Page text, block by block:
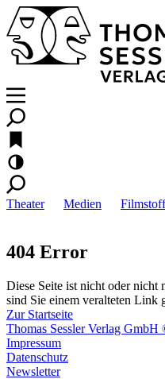
Theater Medien
404 Error
Diese Seite ist nicht oder nicht
sind Sie einem veralteten Link
Zur Startseite
Thomas Sessler Verlag GmbH
Impressum
Datenschutz
Newsletter